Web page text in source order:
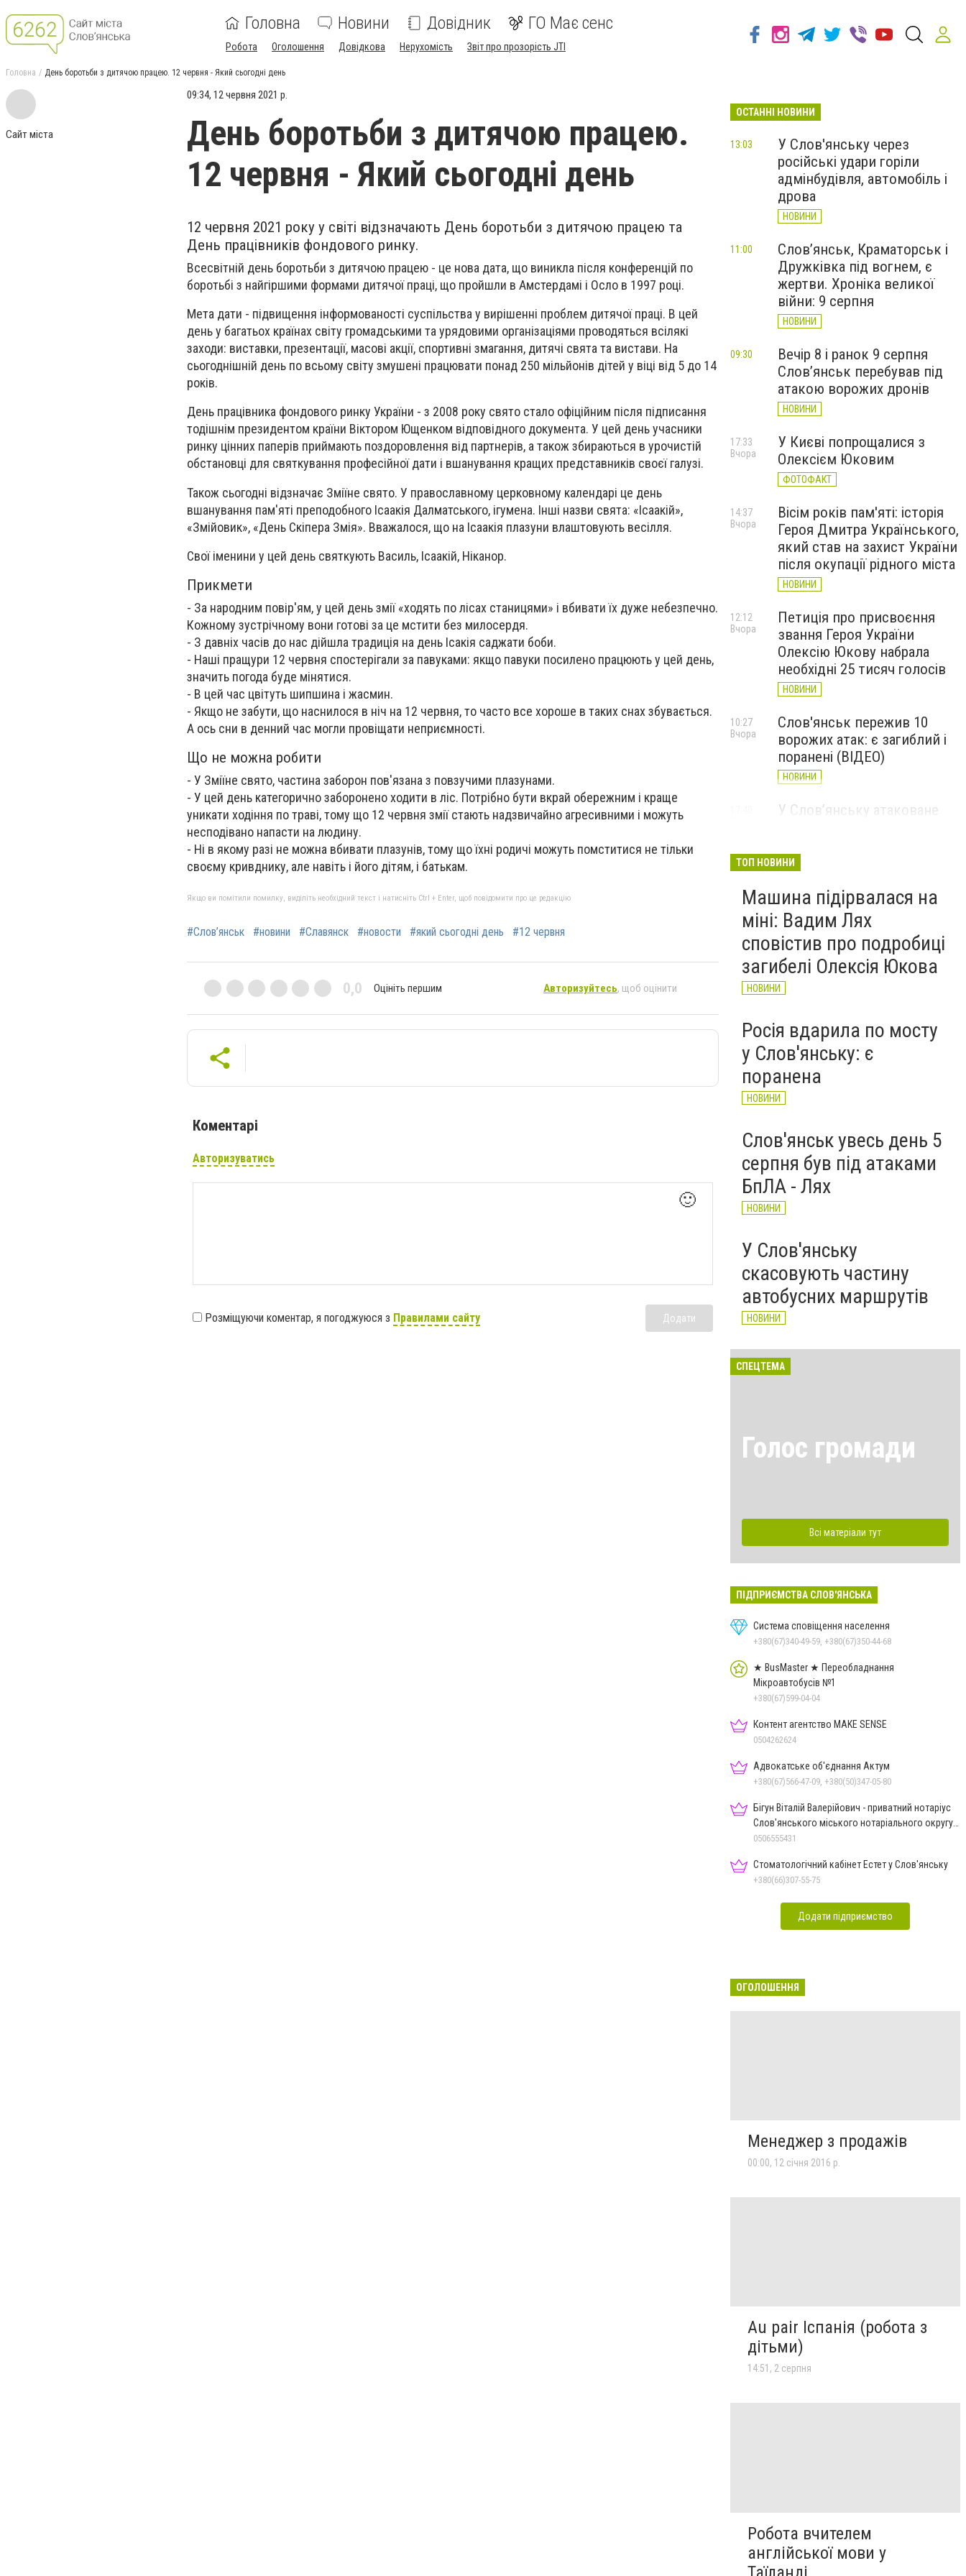
Головна Новини Довідник ГО Має сенс
Робота Оголошення Довідкова Нерухомість Звіт про прозорість JTI
Головна День боротьби з дитячою працею. 12 червня - Який сьогодні день
Сайт міста
09:34, 12 червня 2021 р.
День боротьби з дитячою працею.
12 червня - Який сьогодні день
12 червня 2021 року у світі відзначають День боротьби з дитячою працею та
День працівників фондового ринку.
Всесвітній день боротьби з дитячою працею - це нова дата, що виникла після конференцій по
боротьбі з найгіршими формами дитячої праці, що пройшли в Амстердамі і Осло в 1997 році.
Мета дати - підвищення інформованості суспільства у вирішенні проблем дитячої праці. В цей
день у багатьох країнах світу громадськими та урядовими організаціями проводяться всілякі
заходи: виставки, презентації, масові акції, спортивні змагання, дитячі свята та вистави. На
сьогоднішній день по всьому світу змушені працювати понад 250 мільйонів дітей у віці від 5 до 14
років.
День працівника фондового ринку України - з 2008 року свято стало офіційним після підписання
тодішнім президентом країни Віктором Ющенком відповідного документа. У цей день учасники
ринку цінних паперів приймають поздоровлення від партнерів, а також збираються в урочистій
обстановці для святкування професійної дати і вшанування кращих представників своєї галузі.
Також сьогодні відзначає Зміїне свято. У православному церковному календарі це день
вшанування пам'яті преподобного Ісаакія Далматського, ігумена. Інші назви свята: «Ісаакій»,
«Змійовик», «День Скіпера Змія». Вважалося, що на Ісаакія плазуни влаштовують весілля.
Свої іменини у цей день святкують Василь, Ісаакій, Ніканор.
Прикмети
- За народним повір'ям, у цей день змії «ходять по лісах станицями» і вбивати їх дуже небезпечно.
Кожному зустрічному вони готові за це мстити без милосердя.
- З давніх часів до нас дійшла традиція на день Ісакія саджати боби.
- Наші пращури 12 червня спостерігали за павуками: якщо павуки посилено працюють у цей день,
значить погода буде мінятися.
- В цей час цвітуть шипшина і жасмин.
- Якщо не забути, що наснилося в ніч на 12 червня, то часто все хороше в таких снах збувається.
А ось сни в денний час могли провіщати неприємності.
Що не можна робити
- У Зміїне свято, частина заборон пов'язана з повзучими плазунами.
- У цей день категорично заборонено ходити в ліс. Потрібно бути вкрай обережним і краще
уникати ходіння по траві, тому що 12 червня змії стають надзвичайно агресивними і можуть
несподівано напасти на людину.
- Ні в якому разі не можна вбивати плазунів, тому що їхні родичі можуть помститися не тільки
своєму кривднику, але навіть і його дітям, і батькам.
Якщо ви помітили помилку, виділіть необхідний текст і натисніть Ctrl + Enter, щоб повідомити про це редакцію
#Слов’янськ #новини #Славянск #новости #який сьогодні день #12 червня
0,0 Оцініть першим Авторизуйтесь, щоб оцінити
Коментарі
Авторизуватись
🙂
Розміщуючи коментар, я погоджуюся з Правилами сайту Додати
ОСТАННІ НОВИНИ
У Слов'янську через
російські удари горіли
адмінбудівля, автомобіль і
дрова
НОВИНИ
13:03
Слов’янськ, Краматорськ і
Дружківка під вогнем, є
жертви. Хроніка великої
війни: 9 серпня
НОВИНИ
11:00
Вечір 8 і ранок 9 серпня
Слов’янськ перебував під
атакою ворожих дронів
НОВИНИ
09:30
У Києві попрощалися з
Олексієм Юковим
ФОТОФАКТ
17:33
Вчора
Вісім років пам'яті: історія
Героя Дмитра Українського,
який став на захист України
після окупації рідного міста
НОВИНИ
14:37
Вчора
Петиція про присвоєння
звання Героя України
Олексію Юкову набрала
необхідні 25 тисяч голосів
НОВИНИ
12:12
Вчора
Слов'янськ пережив 10
ворожих атак: є загиблий і
поранені (ВІДЕО)
НОВИНИ
10:27
Вчора
У Слов’янську атаковане
НОВИНИ
ТОП НОВИНИ
Машина підірвалася на
міні: Вадим Лях
сповістив про подробиці
загибелі Олексія Юкова
НОВИНИ
Росія вдарила по мосту
у Слов'янську: є
поранена
НОВИНИ
Слов'янськ увесь день 5
серпня був під атаками
БпЛА - Лях
НОВИНИ
У Слов'янську
скасовують частину
автобусних маршрутів
НОВИНИ
СПЕЦТЕМА
Голос громади
Всі матеріали тут
ПІДПРИЄМСТВА СЛОВ'ЯНСЬКА
Система сповіщення населення
+380(67)340-49-59, +380(67)350-44-68
★ BusMaster ★ Переобладнання
Мікроавтобусів №1
+380(67)599-04-04
Контент агентство MAKE SENSE
0504262624
Адвокатське об'єднання Актум
+380(67)566-47-09, +380(50)347-05-80
Бігун Віталій Валерійович - приватний нотаріус
Слов'янського міського нотаріального округу
Дон.обл.
0506555431
Стоматологічний кабінет Естет у Слов'янську
+380(66)307-55-75
Додати підприємство
ОГОЛОШЕННЯ
Менеджер з продажів
00:00, 12 січня 2016 р.
Au pair Іспанія (робота з
дітьми)
14:51, 2 серпня
Робота вчителем
англійської мови у